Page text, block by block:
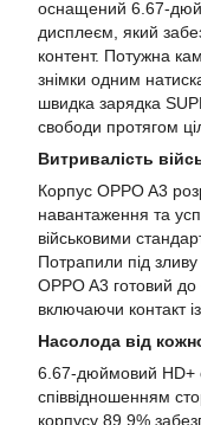
оснащений 6.67-
дисплеєм, який
контент. Потужна
знімки одним
швидка зарядка
свободи протягом
Витривалість
Корпус OPPO A3
навантаження та
військовими
Потрапили під
OPPO A3 готовий до
включаючи контакт
Насолода від
6.67-дюймовий HD+
співвідношенням
корпусу 89.9%